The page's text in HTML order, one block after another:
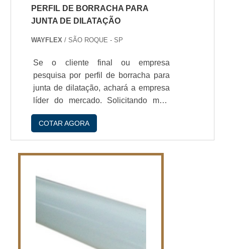
PERFIL DE BORRACHA PARA
JUNTA DE DILATAÇÃO
WAYFLEX/ SÃO ROQUE - SP
Se o cliente final ou empresa
pesquisa por perfil de borracha para
junta de dilatação, achará a empresa
líder do mercado. Solicitando mais
informações na empresa mais
conceituada do mercado e
descobrindo a líder da área de
os colaboradores da WayFlex
conseguirá assertividade com alto
padrão e
PERFIL DE BORRACHA PARA
JUNTA DE DILATAÇÃOH...
COTAR AGORA